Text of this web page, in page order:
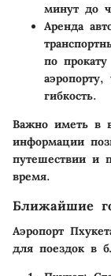
минут до
Аренда
по
гибкость.
Важно иметь в
информации
путешествии и
время.
Ближайшие
Аэропорт
для поездок в